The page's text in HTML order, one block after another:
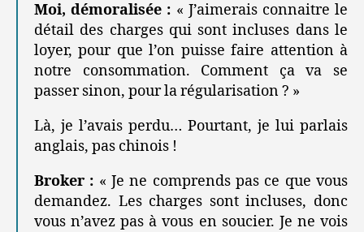
Moi, démoralisée : « J’aimerais connaitre le
détail des charges qui sont incluses dans le
loyer, pour que l’on puisse faire attention à
notre consommation. Comment ça va se
passer sinon, pour la régularisation ? »
Là, je l’avais perdu… Pourtant, je lui parlais
anglais, pas chinois !
Broker : « Je ne comprends pas ce que vous
demandez. Les charges sont incluses, donc
vous n’avez pas à vous en soucier. Je ne vois